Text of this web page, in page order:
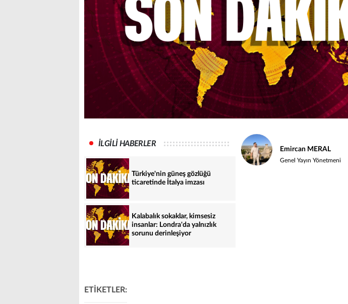
İLGİLİ HABERLER
Türkiye'nin güneş gözlüğü
ticaretinde İtalya imzası
Kalabalık sokaklar, kimsesiz
insanlar: Londra'da yalnızlık
sorunu derinleşiyor
Emircan MERAL
Genel Yayın Yönetmeni
ETİKETLER: